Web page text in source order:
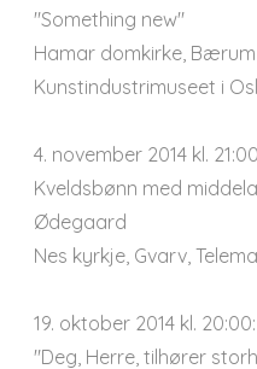
"Something new"
Hamar domkirke,
Kunstindustrimuseet i
4. november 2014 kl.
Kveldsbønn med
Ødegaard
Nes kyrkje, Gvarv,
19. oktober 2014 kl. 20:00:
"Deg, Herre, tilhører